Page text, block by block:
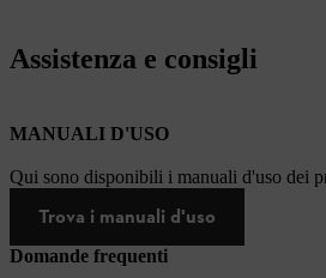
Assistenza e consigli
MANUALI D'USO
Qui sono disponibili i manuali d'uso dei
Trova i manuali d'uso
Domande frequenti